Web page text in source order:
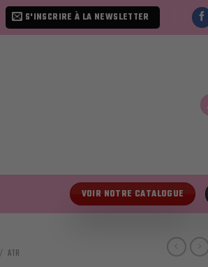
S'INSCRIRE À LA NEWSLETTER
VOIR NOTRE CATALOGUE
/ ATR